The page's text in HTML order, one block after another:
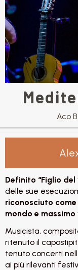
Aco
Definito “Figlio del
delle sue
riconosciuto
mondo e
Musicista,
ritenuto il
tenuto concerti
ai più rilevanti